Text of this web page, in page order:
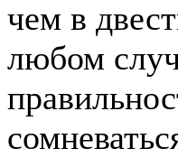
чем в
любом